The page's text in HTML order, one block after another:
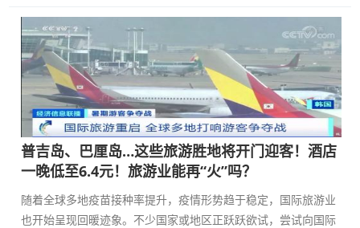
普吉岛、巴厘岛…这些旅游胜地将开门迎客！酒店
一晚低至6.4元！旅游业能再“火”吗？
随着全球多地疫苗接种率提升，疫情形势趋于稳定，国际旅游业
也开始呈现回暖迹象。不少国家或地区正跃跃欲试，尝试向国际